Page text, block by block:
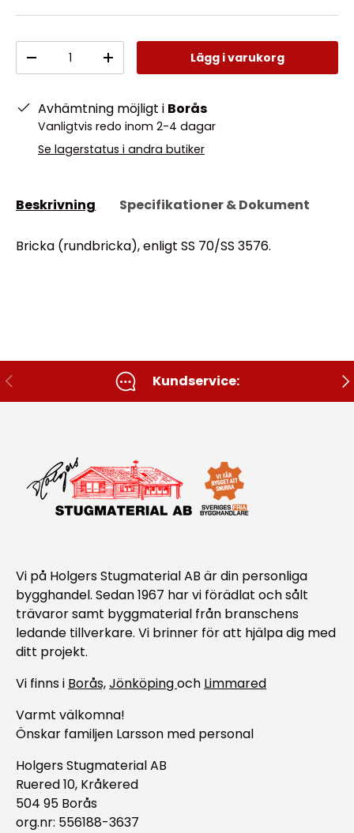
-
+ Lägg i varukorg
Avhämtning möjligt i Borås
Vanligtvis redo inom 2-4 dagar
Se lagerstatus i andra butiker
Beskrivning Specifikationer & Dokument
Bricka (rundbricka), enligt SS 70/SS 3576.
Tidigare Kundservice:
Vi på Holgers Stugmaterial AB är din personliga
bygghandel. Sedan 1967 har vi förädlat och sålt
trävaror samt byggmaterial från branschens
ledande tillverkare. Vi brinner för att hjälpa dig med
ditt projekt.
Vi finns i Borås,Jönköpingoch Limmared
Varmt välkomna!
Önskar familjen Larsson med personal
Holgers Stugmaterial AB
Ruered 10, Kråkered
504 95 Borås
org.nr: 556188-3637